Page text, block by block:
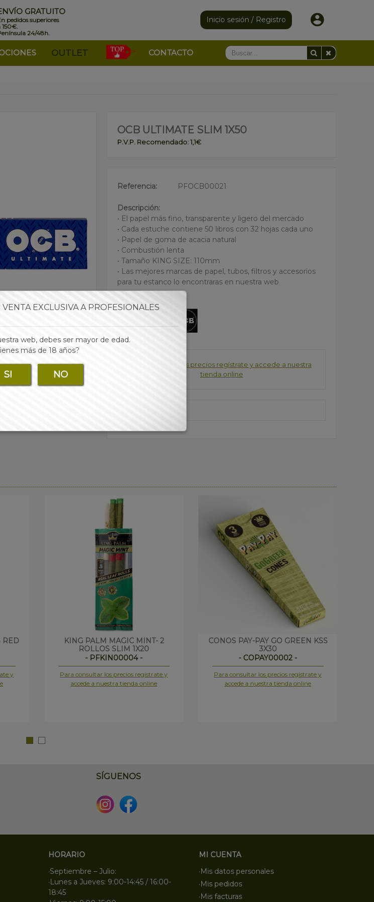
GRATUITO
pedidos superiores
150€.
24/48h.
Inicio sesión / Registro
OUTLET CONTACTO
OCB ULTIMATE SLIM 1X50
P.V.P. Recomendado: 1,1€
Referencia: PFOCB00021
Descripción:
• El papel más fino, transparente y ligero del mercado
• Cada estuche contiene 50 libros con 32 hojas cada uno
• Papel de goma de acacia natural
• Combustión lenta
• Tamaño KING SIZE: 110mm
• Las mejores marcas de papel, tubos, filtros y accesorios
para tu estanco lo encontraras en nuestra web
Para consultar los precios regístrate y accede a nuestra
tienda online
RED
y
KING PALM MAGIC MINT- 2
ROLLOS SLIM 1X20
- PFKIN00004 -
Para consultar los precios regístrate y
accede a nuestra tienda online
CONOS PAY-PAY GO GREEN KSS
3X30
- COPAY00002 -
Para consultar los precios regístrate y
accede a nuestra tienda online
SÍGUENOS
HORARIO
·Septiembre – Julio:
·Lunes a Jueves: 9:00-14:45 / 16:00-
18:45
MI CUENTA
·Mis datos personales
·Mis pedidos
·Mis facturas
EXCLUSIVA A PROFESIONALES
web, debes ser mayor de edad.
más de 18 años?
SI NO